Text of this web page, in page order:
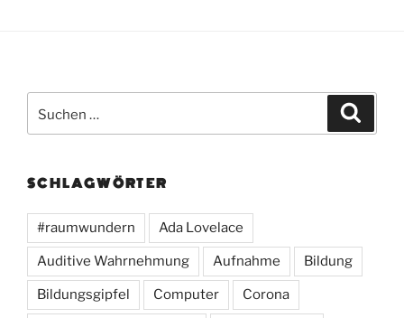
nach:
SCHLAGWÖRTER
#raumwundern Ada Lovelace
Auditive Wahrnehmung Aufnahme Bildung
Bildungsgipfel Computer Corona